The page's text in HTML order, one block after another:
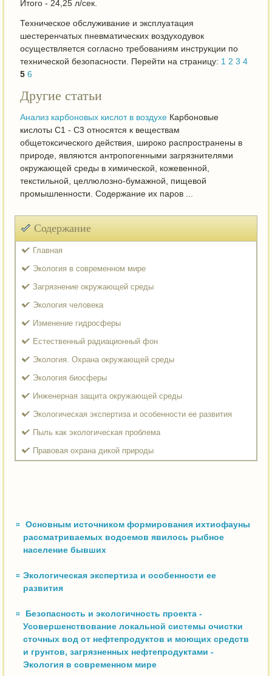
Итого - 24,25 л/сек.
Техническое обслуживание и эксплуатация
шестеренчатых пневматических воздуходувок
осуществляется согласно требованиям инструкции по
технической безопасности. Перейти на страницу: 1 2 3 4
5 6
Другие статьи
Анализ карбоновых кислот в воздухе Карбоновые
кислоты С1 - С3 относятся к веществам
общетоксического действия, широко распространены в
природе, являются антропогенными загрязнителями
окружающей среды в химической, кожевенной,
текстильной, целлюлозно-бумажной, пищевой
промышленности. Содержание их паров ...
Содержание
Главная
Экология в современном мире
Загрязнение окружающей среды
Экология человека
Изменение гидросферы
Естественный радиационный фон
Экология. Охрана окружающей среды
Экология биосферы
Инженерная защита окружающей среды
Экологическая экспертиза и особенности ее развития
Пыль как экологическая проблема
Правовая охрана дикой природы
Основным источником формирования ихтиофауны
рассматриваемых водоемов явилось рыбное
население бывших
Экологическая экспертиза и особенности ее
развития
Безопасность и экологичность проекта -
Усовершенствование локальной системы очистки
сточных вод от нефтепродуктов и моющих средств
и грунтов, загрязненных нефтепродуктами -
Экология в современном мире